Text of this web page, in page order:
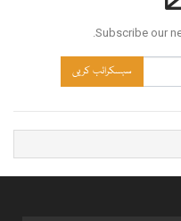
Subscribe our
سبسکرائب کریں